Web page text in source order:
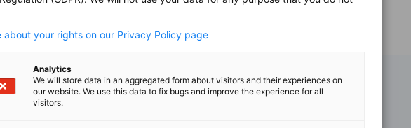
persönlich Kontakt mit uns auf.
about your rights on our Privacy Policy page
Analytics
We will store data in an aggregated form about visitors and their experiences on
our website. We use this data to fix bugs and improve the experience for all
visitors.